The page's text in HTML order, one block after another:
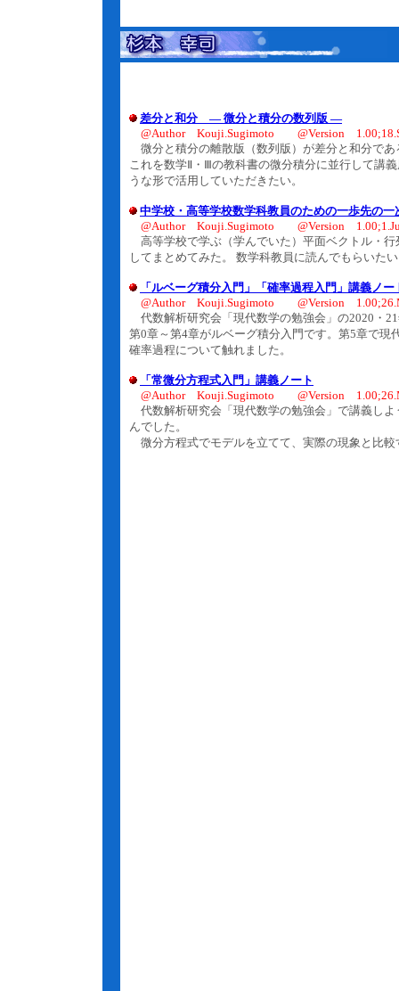
差分と和分 ― 微分と積分の数列版 ―
@Author Kouji.Sugimoto @Version
微分と積分の離散版（数列版）が差分と和分であ
これを数学Ⅱ・Ⅲの教科書の微分積分に並行して講
うな形で活用していただきたい。
中学校・高等学校数学科教員のための一歩先の一
@Author Kouji.Sugimoto @Version
高等学校で学ぶ（学んでいた）平面ベクトル・
してまとめてみた。 数学科教員に読んでもらいた
「ルベーグ積分入門」「確率過程入門」講義ノー
@Author Kouji.Sugimoto @Version
代数解析研究会「現代数学の勉強会」の2020・
第0章～第4章がルベーグ積分入門です。第5章で
確率過程について触れました。
「常微分方程式入門」講義ノート
@Author Kouji.Sugimoto @Version
代数解析研究会「現代数学の勉強会」で講義し
んでした。
微分方程式でモデルを立てて、実際の現象と比